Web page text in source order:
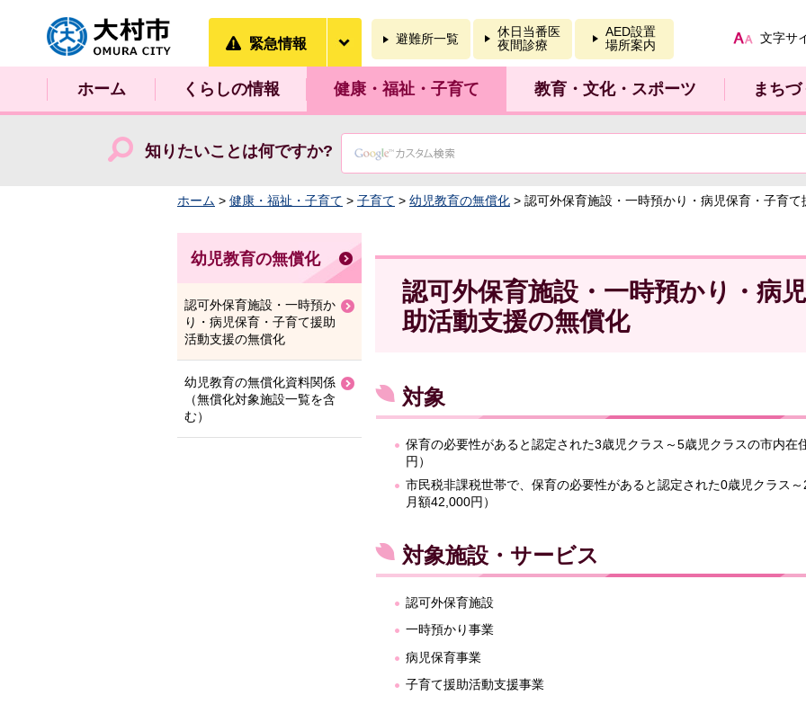
大村市
緊急情報 避難所一覧
休日当番医
夜間診療
AED設置
場所案内
文字サ
ホーム くらしの情報 健康・福祉・子育て 教育・文化・スポーツ まち
知りたいことは何ですか?
ホーム > 健康・福祉・子育て > 子育て > 幼児教育の無償化 > 認可外保育施設・一時預かり・病児保育・子育
認可外保育施設・一時預かり・病
助活動支援の無償化
対象
保育の必要性があると認定された3歳児クラス～5歳児クラスの市内在
円）
市民税非課税世帯で、保育の必要性があると認定された0歳児クラス
月額42,000円）
対象施設・サービス
認可外保育施設
一時預かり事業
病児保育事業
子育て援助活動支援事業
幼児教育の無償化
認可外保育施設・一時預か
り・病児保育・子育て援助
活動支援の無償化
幼児教育の無償化資料関係
（無償化対象施設一覧を含
む）